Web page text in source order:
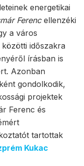
energetikai
Ferencellenzéki
a város
közötti időszakra
írásban is
Azonban
gondolkodik,
projektek
Ferenc és
tartottak
Kukac